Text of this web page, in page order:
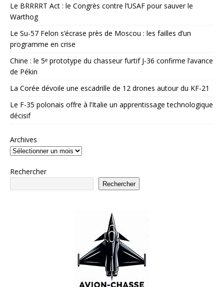
Le BRRRRT Act : le Congrès contre l’USAF pour sauver le
Warthog
Le Su-57 Felon s’écrase près de Moscou : les failles d’un
programme en crise
Chine : le 5ᵉ prototype du chasseur furtif J-36 confirme l’avance
de Pékin
La Corée dévoile une escadrille de 12 drones autour du KF-21
Le F-35 polonais offre à l’Italie un apprentissage technologique
décisif
Archives
Rechercher
Rechercher